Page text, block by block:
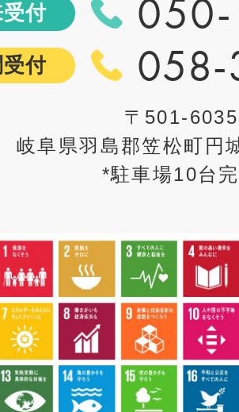
付
付 058-
〒501-6035
岐阜県羽島郡笠松町円
*駐車場10台